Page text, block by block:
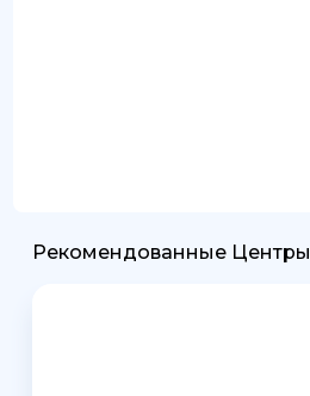
Рекомендованные Центры